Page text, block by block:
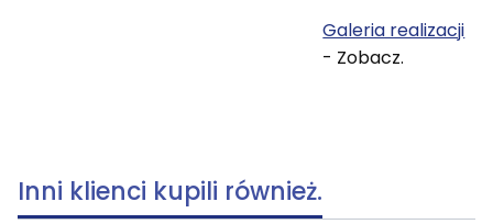
Galeria realizacji
- Zobacz.
Inni klienci kupili również.